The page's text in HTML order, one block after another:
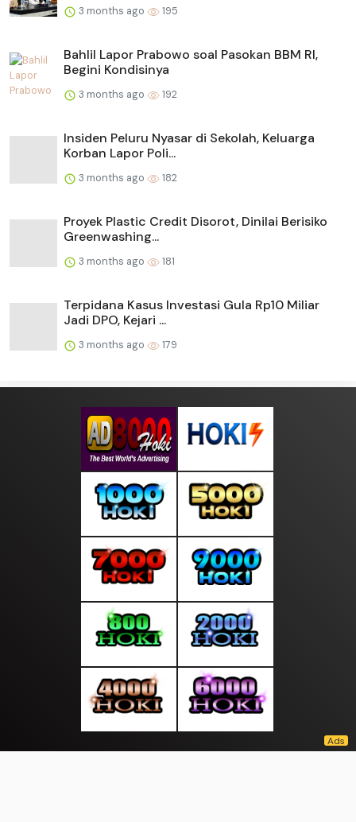
3 months ago 195
Bahlil Lapor Prabowo soal Pasokan BBM RI,
Begini Kondisinya
3 months ago 192
Insiden Peluru Nyasar di Sekolah, Keluarga
Korban Lapor Poli...
3 months ago 182
Proyek Plastic Credit Disorot, Dinilai Berisiko
Greenwashing...
3 months ago 181
Terpidana Kasus Investasi Gula Rp10 Miliar
Jadi DPO, Kejari ...
3 months ago 179